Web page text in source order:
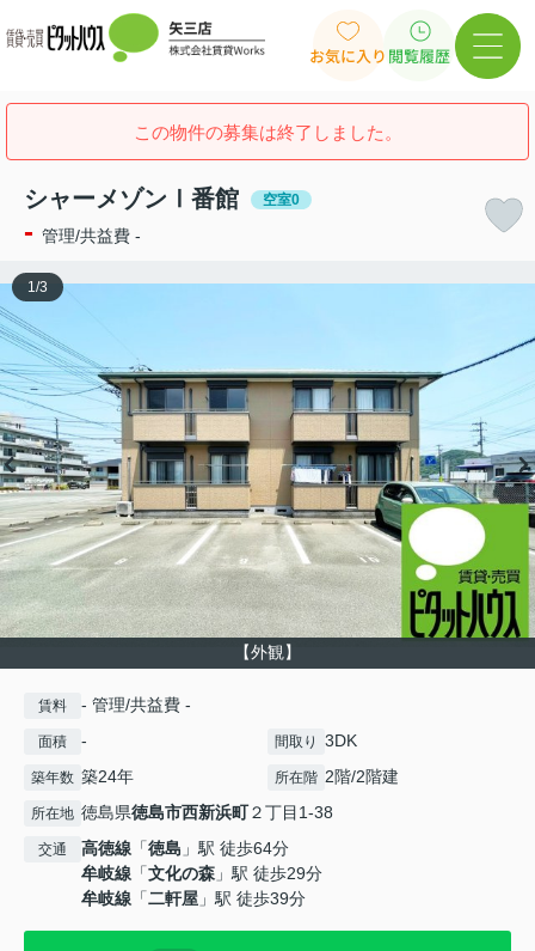
お気に入り 閲覧履歴
この物件の募集は終了しました。
シャーメゾンⅠ番館 空室0
- 管理/共益費 -
【外観】
1/3
賃料 - 管理/共益費 -
面積 - 間取り 3DK
築年数 築24年 所在階 2階/2階建
所在地 徳島県徳島市西新浜町２丁目1-38
交通 高徳線 「徳島 」駅 徒歩64分
牟岐線 「文化の森 」駅 徒歩29分
牟岐線 「二軒屋 」駅 徒歩39分